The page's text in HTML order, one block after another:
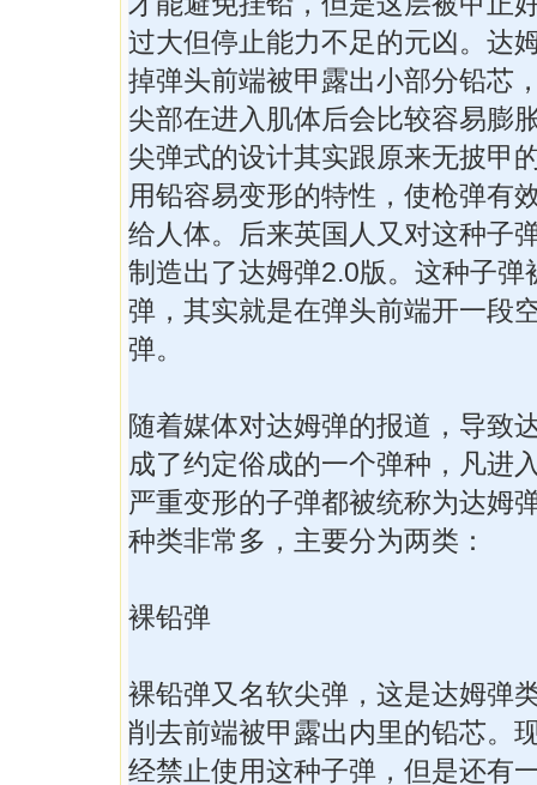
过大但停止能力不足的元凶。达
掉弹头前端被甲露出小部分铅芯
尖部在进入肌体后会比较容易膨
尖弹式的设计其实跟原来无披甲
用铅容易变形的特性，使枪弹有
给人体。后来英国人又对这种子
制造出了达姆弹2.0版。这种子弹
弹，其实就是在弹头前端开一段
弹。
随着媒体对达姆弹的报道，导致
成了约定俗成的一个弹种，凡进
严重变形的子弹都被统称为达姆
种类非常多，主要分为两类：
裸铅弹
裸铅弹又名软尖弹，这是达姆弹
削去前端被甲露出内里的铅芯。
经禁止使用这种子弹，但是还有